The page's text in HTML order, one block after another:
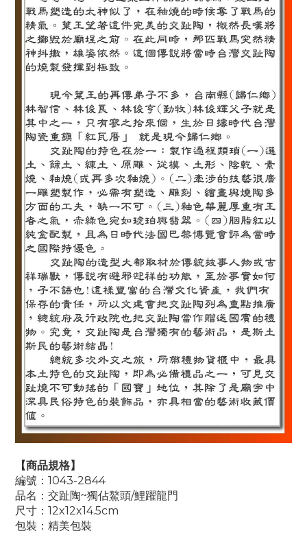
【商品規格】
編號：1043-2844
品名：交趾陶~獨佔鰲頭/鯉躍龍門
尺寸：12x12x14.5cm
包裝：精美包裝